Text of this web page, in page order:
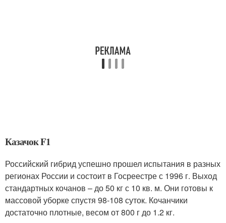
Казачок F1
Российский гибрид успешно прошел испытания в разных
регионах России и состоит в Госреестре с 1996 г. Выход
стандартных кочанов – до 50 кг с 10 кв. м. Они готовы к
массовой уборке спустя 98-108 суток. Кочанчики
достаточно плотные, весом от 800 г до 1.2 кг.